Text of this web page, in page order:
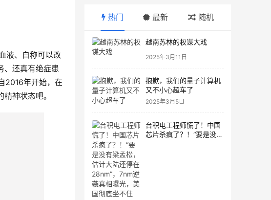
液、自称可以改
、还真有绝症患
2016年开始，在
精神状态吧。
热门 最新 随机
越南苏林的权谋大戏
2025年3月11日
抱歉，我们的量子计算机
又不小心超车了
2025年3月5日
台积电工程师慌了！中国
芯片杀疯了？！“要是没有